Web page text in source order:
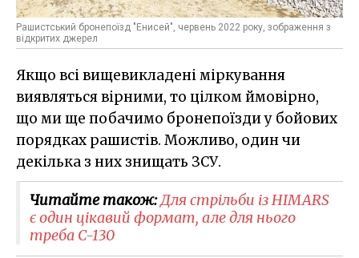
Рашистський бронепоїзд "Енисей", червень 2022 року, зображення з
відкритих джерел
Якщо всі вищевикладені міркування
виявляться вірними, то цілком ймовірно,
що ми ще побачимо бронепоїзди у бойових
порядках рашистів. Можливо, один чи
декілька з них знищать ЗСУ.
Читайте також:Для стрільби із HIMARS
є один цікавий формат, але для нього
треба C-130